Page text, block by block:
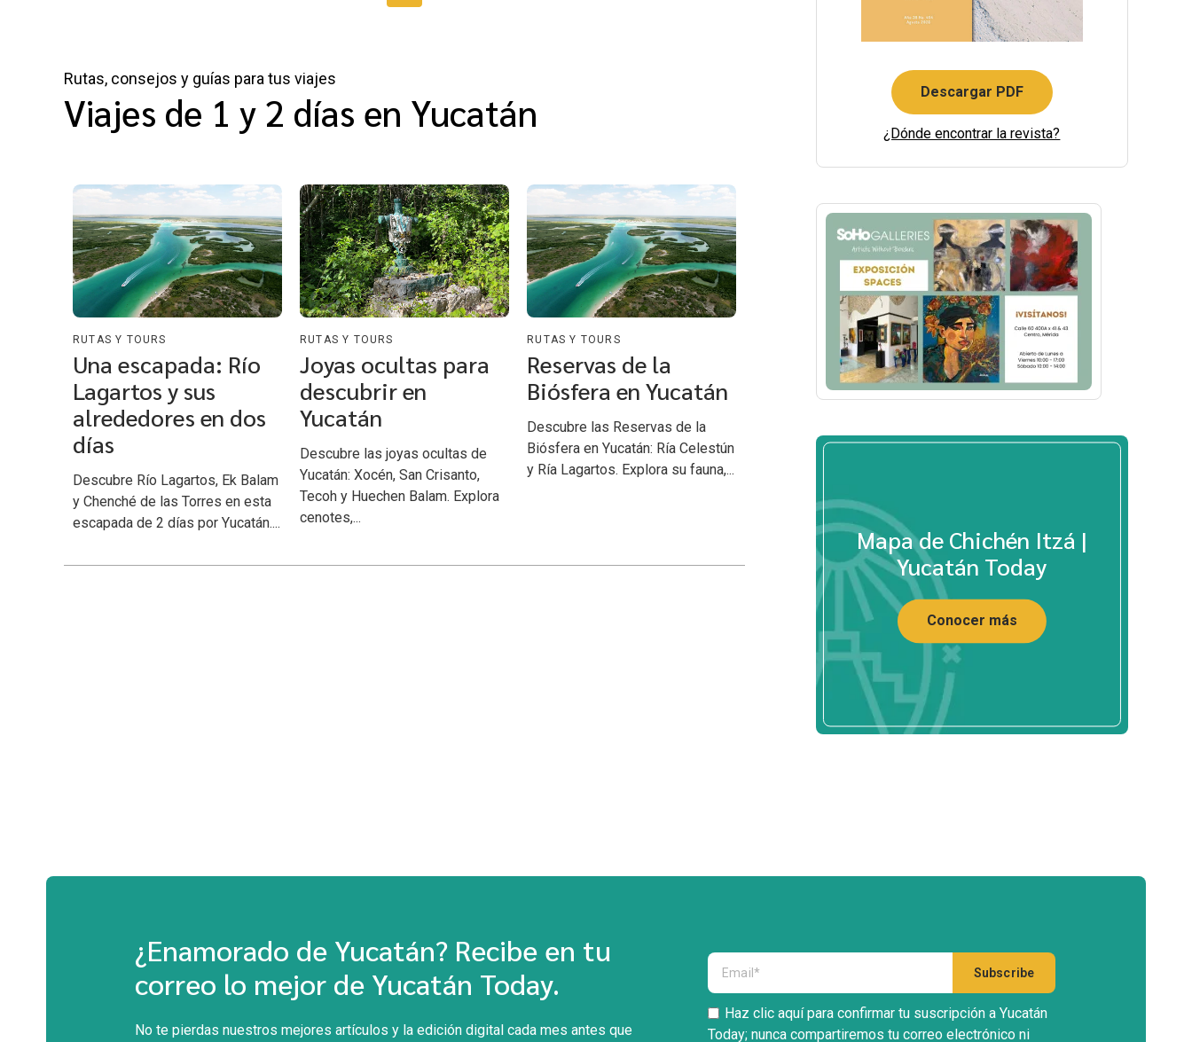
Rutas, consejos y guías para tus viajes
Viajes de 1 y 2 días en Yucatán
RUTAS Y TOURS
Una escapada: Río
Lagartos y sus
alrededores en dos
días
Descubre Río Lagartos, Ek Balam
y Chenché de las Torres en esta
escapada de 2 días por Yucatán....
RUTAS Y TOURS
Joyas ocultas para
descubrir en
Yucatán
Descubre las joyas ocultas de
Yucatán: Xocén, San Crisanto,
Tecoh y Huechen Balam. Explora
cenotes,...
RUTAS Y TOURS
Reservas de la
Biósfera en Yucatán
Descubre las Reservas de la
Biósfera en Yucatán: Ría Celestún
y Ría Lagartos. Explora su fauna,...
Descargar PDF
¿Dónde encontrar la revista?
Mapa de Chichén Itzá |
Yucatán Today
Conocer más
¿Enamorado de Yucatán? Recibe en tu
correo lo mejor de Yucatán Today.
No te pierdas nuestros mejores artículos y la edición digital cada mes antes que
Haz clic aquí para confirmar tu suscripción a Yucatán
Today; nunca compartiremos tu correo electrónico ni